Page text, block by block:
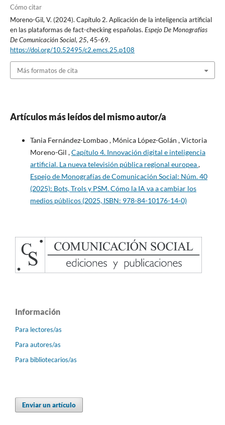
Cómo citar
Moreno-Gil, V. (2024). Capítulo 2. Aplicación de la inteligencia artificial
en las plataformas de fact-checking españolas. Espejo De Monografías
De Comunicación Social,25, 45-69.
https://doi.org/10.52495/c2.emcs.25.p108
Más formatos de cita
Artículos más leídos del mismo autor/a
Tania Fernández-Lombao , Mónica López-Golán , Victoria
Moreno-Gil ,Capítulo 4. Innovación digital e inteligencia
artificial. La nueva televisión pública regional europea,
Espejo de Monografías de Comunicación Social: Núm. 40
(2025): Bots, Trols y PSM. Cómo la IA va a cambiar los
medios públicos (2025, ISBN: 978-84-10176-14-0)
Información
Para lectores/as
Para autores/as
Para bibliotecarios/as
Enviar un artículo